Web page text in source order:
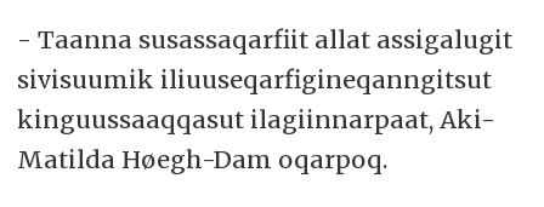
- Taanna susassaqarfiit allat assigalugit
sivisuumik iliuuseqarfigineqanngitsut
kinguussaaqqasut ilagiinnarpaat, Aki-
Matilda Høegh-Dam oqarpoq.